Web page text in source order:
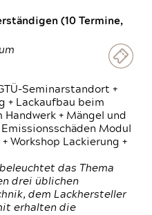
(10 Termine,
Seminarstandort +
+ Lackaufbau beim
+ Mängel und
Modul
+ Workshop Lackierung +
das Thema
drei üblichen
dem Lackhersteller
erhalten die